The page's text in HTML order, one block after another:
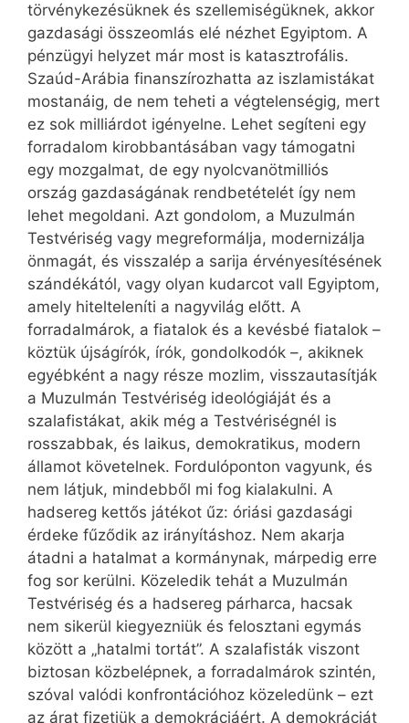
törvénykezésüknek és szellemiségüknek, akkor
gazdasági összeomlás elé nézhet Egyiptom. A
pénzügyi helyzet már most is katasztrofális.
Szaúd-Arábia finanszírozhatta az iszlamistákat
mostanáig, de nem teheti a végtelenségig, mert
ez sok milliárdot igényelne. Lehet segíteni egy
forradalom kirobbantásában vagy támogatni
egy mozgalmat, de egy nyolcvanötmilliós
ország gazdaságának rendbetételét így nem
lehet megoldani. Azt gondolom, a Muzulmán
Testvériség vagy megreformálja, modernizálja
önmagát, és visszalép a sarija érvényesítésének
szándékától, vagy olyan kudarcot vall Egyiptom,
amely hitelteleníti a nagyvilág előtt. A
forradalmárok, a fiatalok és a kevésbé fiatalok –
köztük újságírók, írók, gondolkodók –, akiknek
egyébként a nagy része mozlim, visszautasítják
a Muzulmán Testvériség ideológiáját és a
szalafistákat, akik még a Testvériségnél is
rosszabbak, és laikus, demokratikus, modern
államot követelnek. Fordulóponton vagyunk, és
nem látjuk, mindebből mi fog kialakulni. A
hadsereg kettős játékot űz: óriási gazdasági
érdeke fűződik az irányításhoz. Nem akarja
átadni a hatalmat a kormánynak, márpedig erre
fog sor kerülni. Közeledik tehát a Muzulmán
Testvériség és a hadsereg párharca, hacsak
nem sikerül kiegyezniük és felosztani egymás
között a „hatalmi tortát”. A szalafisták viszont
biztosan közbelépnek, a forradalmárok szintén,
szóval valódi konfrontációhoz közeledünk – ezt
az árat fizetjük a demokráciáért. A demokráciát